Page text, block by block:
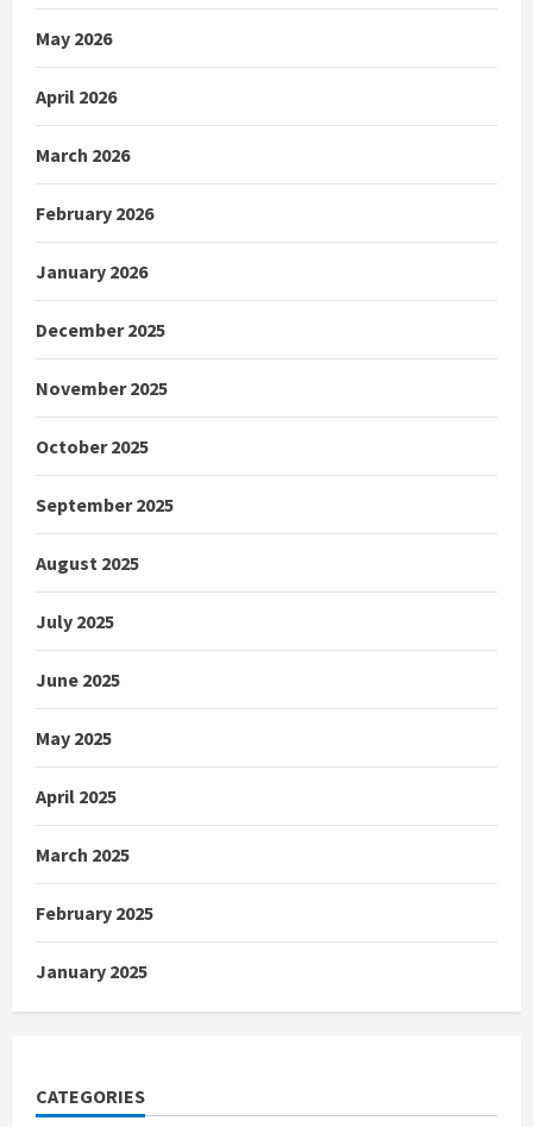
May 2026
April 2026
March 2026
February 2026
January 2026
December 2025
November 2025
October 2025
September 2025
August 2025
July 2025
June 2025
May 2025
April 2025
March 2025
February 2025
January 2025
CATEGORIES